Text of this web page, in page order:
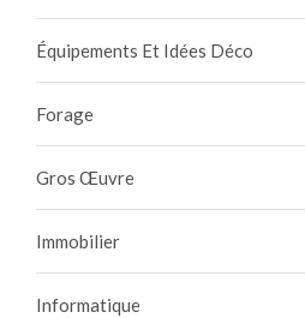
Équipements Et Idées Déco
Forage
Gros Œuvre
Immobilier
Informatique